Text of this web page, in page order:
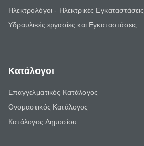
Ηλεκτρολόγοι - Ηλεκτρικές Εγκαταστάσεις
Υδραυλικές εργασίες και Εγκαταστάσεις
Κατάλογοι
Επαγγελματικός Κατάλογος
Ονομαστικός Κατάλογος
Κατάλογος Δημοσίου